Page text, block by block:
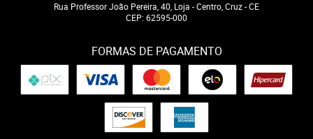
Rua Professor João Pereira, 40, Loja -Centro, Cruz-CE
CEP: 62595-000
FORMAS DE PAGAMENTO